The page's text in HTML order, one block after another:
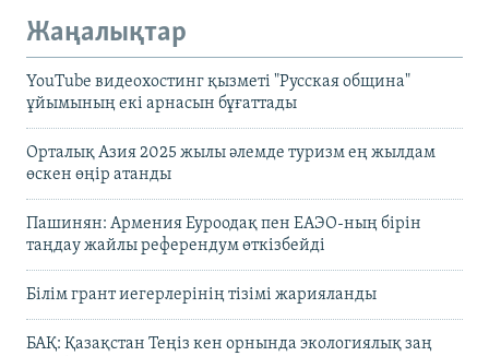
Жаңалықтар
YouTube видеохостинг қызметі "Русская община"
ұйымының екі арнасын бұғаттады
Орталық Азия 2025 жылы әлемде туризм ең жылдам
өскен өңір атанды
Пашинян: Армения Еуроодақ пен ЕАЭО-ның бірін
таңдау жайлы референдум өткізбейді
Білім грант иегерлерінің тізімі жарияланды
БАҚ: Қазақстан Теңіз кен орнында экологиялық заң